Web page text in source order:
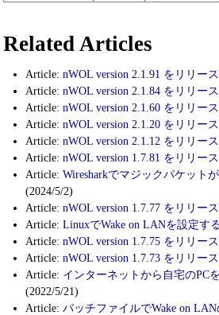
Related Articles
Article: nWOL version 2.1.91 をリリー
Article: nWOL version 2.1.84 をリリー
Article: nWOL version 2.1.60 をリリー
Article: nWOL version 2.1.20 をリリー
Article: nWOL version 2.1.12 をリリー
Article: nWOL version 1.7.81 をリリー
Article: Wiresharkでマジックパケット
(2024/5/2)
Article: nWOL version 1.7.77 をリリー
Article: LinuxでWake on LANを設定す
Article: nWOL version 1.7.75 をリリー
Article: nWOL version 1.7.73 をリリー
Article: インターネットから自宅のPC
(2022/5/21)
Article: バッチファイルでWake on